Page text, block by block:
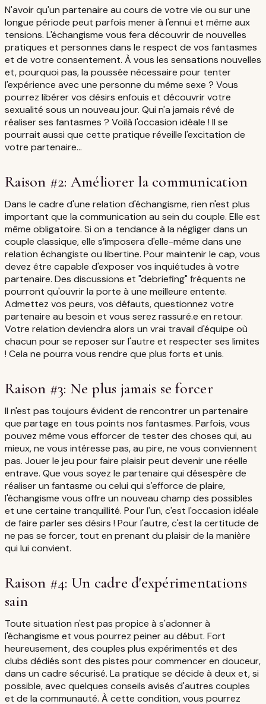
N'avoir qu'un partenaire au cours de votre vie ou sur une
longue période peut parfois mener à l'ennui et même aux
tensions. L'échangisme vous fera découvrir de nouvelles
pratiques et personnes dans le respect de vos fantasmes
et de votre consentement. À vous les sensations nouvelles
et, pourquoi pas, la poussée nécessaire pour tenter
l'expérience avec une personne du même sexe ? Vous
pourrez libérer vos désirs enfouis et découvrir votre
sexualité sous un nouveau jour. Qui n'a jamais rêvé de
réaliser ses fantasmes ? Voilà l'occasion idéale ! Il se
pourrait aussi que cette pratique réveille l'excitation de
votre partenaire...
Raison #2: Améliorer la communication
Dans le cadre d'une relation d'échangisme, rien n'est plus
important que la communication au sein du couple. Elle est
même obligatoire. Si on a tendance à la négliger dans un
couple classique, elle s’imposera d'elle-même dans une
relation échangiste ou libertine. Pour maintenir le cap, vous
devez être capable d'exposer vos inquiétudes à votre
partenaire. Des discussions et "debriefing" fréquents ne
pourront qu'ouvrir la porte à une meilleure entente.
Admettez vos peurs, vos défauts, questionnez votre
partenaire au besoin et vous serez rassuré.e en retour.
Votre relation deviendra alors un vrai travail d'équipe où
chacun pour se reposer sur l'autre et respecter ses limites
! Cela ne pourra vous rendre que plus forts et unis.
Raison #3: Ne plus jamais se forcer
Il n'est pas toujours évident de rencontrer un partenaire
que partage en tous points nos fantasmes. Parfois, vous
pouvez même vous efforcer de tester des choses qui, au
mieux, ne vous intéresse pas, au pire, ne vous conviennent
pas. Jouer le jeu pour faire plaisir peut devenir une réelle
entrave. Que vous soyez le partenaire qui désespère de
réaliser un fantasme ou celui qui s'efforce de plaire,
l'échangisme vous offre un nouveau champ des possibles
et une certaine tranquillité. Pour l'un, c'est l'occasion idéale
de faire parler ses désirs ! Pour l'autre, c'est la certitude de
ne pas se forcer, tout en prenant du plaisir de la manière
qui lui convient.
Raison #4: Un cadre d'expérimentations
sain
Toute situation n'est pas propice à s'adonner à
l'échangisme et vous pourrez peiner au début. Fort
heureusement, des couples plus expérimentés et des
clubs dédiés sont des pistes pour commencer en douceur,
dans un cadre sécurisé. La pratique se décide à deux et, si
possible, avec quelques conseils avisés d'autres couples
et de la communauté. À cette condition, vous pourrez